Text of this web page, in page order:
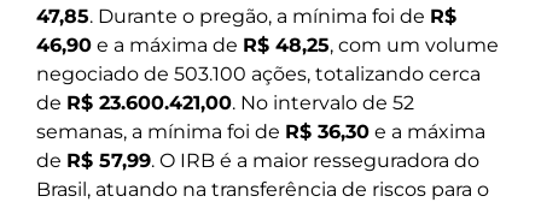
47,85. Durante o pregão, a mínima foi de R$
46,90 e a máxima de R$ 48,25, com um volume
negociado de 503.100 ações, totalizando cerca
de R$ 23.600.421,00. No intervalo de 52
semanas, a mínima foi de R$ 36,30 e a máxima
de R$ 57,99. O IRB é a maior resseguradora do
Brasil, atuando na transferência de riscos para o